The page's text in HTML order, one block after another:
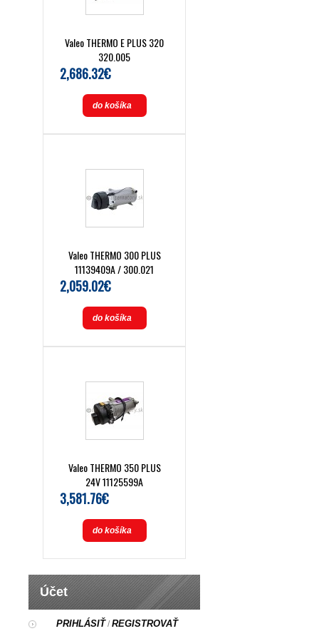
Valeo THERMO E PLUS 320
320.005
2,686.32€
do košíka
Valeo THERMO 300 PLUS
11139409A / 300.021
2,059.02€
do košíka
Valeo THERMO 350 PLUS
24V 11125599A
3,581.76€
do košíka
Účet
PRIHLÁSIŤ/REGISTROVAŤ